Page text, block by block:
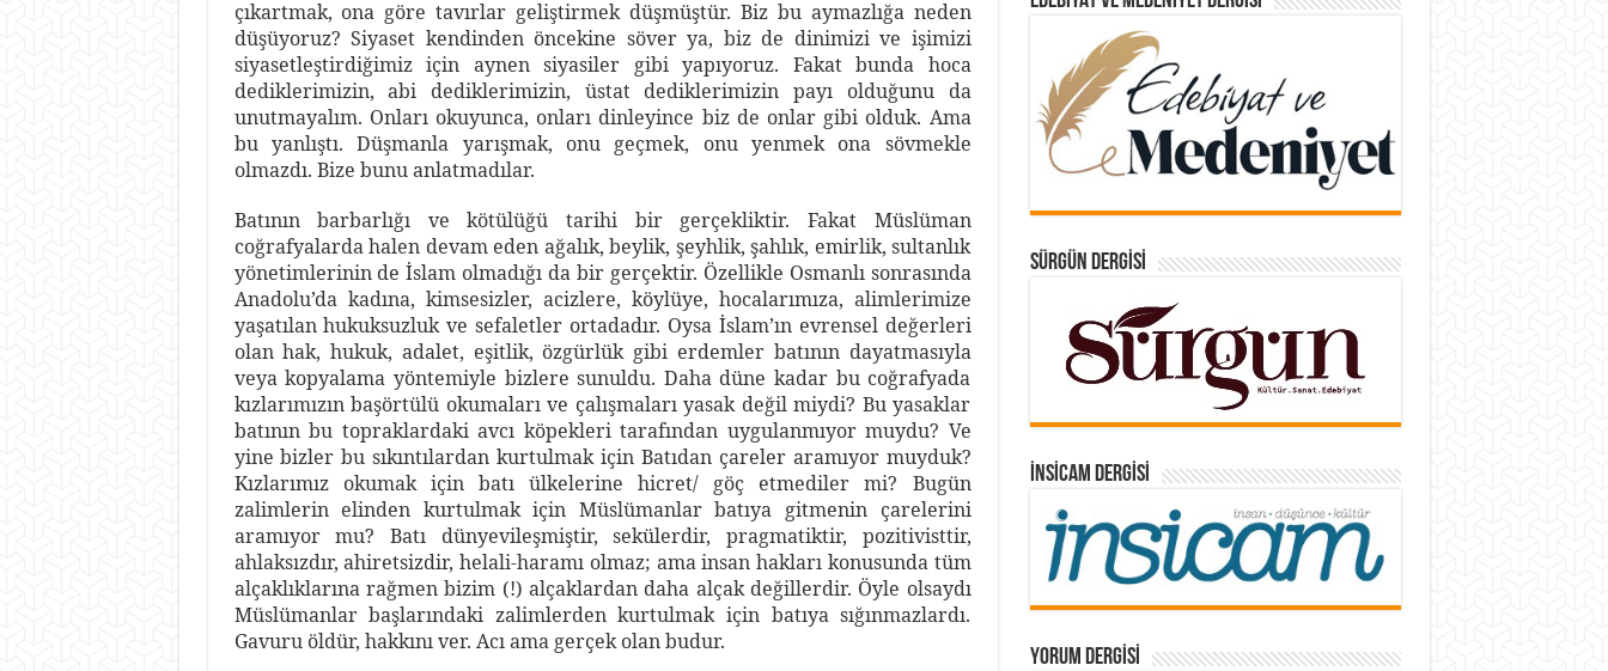
çıkartmak, ona göre tavırlar geliştirmek düşmüştür. Biz bu aymazlığa neden
düşüyoruz? Siyaset kendinden öncekine söver ya, biz de dinimizi ve işimizi
siyasetleştirdiğimiz için aynen siyasiler gibi yapıyoruz. Fakat bunda hoca
dediklerimizin, abi dediklerimizin, üstat dediklerimizin payı olduğunu da
unutmayalım. Onları okuyunca, onları dinleyince biz de onlar gibi olduk. Ama
bu yanlıştı. Düşmanla yarışmak, onu geçmek, onu yenmek ona sövmekle
olmazdı. Bize bunu anlatmadılar.
Batının barbarlığı ve kötülüğü tarihi bir gerçekliktir. Fakat Müslüman
coğrafyalarda halen devam eden ağalık, beylik, şeyhlik, şahlık, emirlik, sultanlık
yönetimlerinin de İslam olmadığı da bir gerçektir. Özellikle Osmanlı sonrasında
Anadolu’da kadına, kimsesizler, acizlere, köylüye, hocalarımıza, alimlerimize
yaşatılan hukuksuzluk ve sefaletler ortadadır. Oysa İslam’ın evrensel değerleri
olan hak, hukuk, adalet, eşitlik, özgürlük gibi erdemler batının dayatmasıyla
veya kopyalama yöntemiyle bizlere sunuldu. Daha düne kadar bu coğrafyada
kızlarımızın başörtülü okumaları ve çalışmaları yasak değil miydi? Bu yasaklar
batının bu topraklardaki avcı köpekleri tarafından uygulanmıyor muydu? Ve
yine bizler bu sıkıntılardan kurtulmak için Batıdan çareler aramıyor muyduk?
Kızlarımız okumak için batı ülkelerine hicret/ göç etmediler mi? Bugün
zalimlerin elinden kurtulmak için Müslümanlar batıya gitmenin çarelerini
aramıyor mu? Batı dünyevileşmiştir, sekülerdir, pragmatiktir, pozitivisttir,
ahlaksızdır, ahiretsizdir, helali-haramı olmaz; ama insan hakları konusunda tüm
alçaklıklarına rağmen bizim (!) alçaklardan daha alçak değillerdir. Öyle olsaydı
Müslümanlar başlarındaki zalimlerden kurtulmak için batıya sığınmazlardı.
Gavuru öldür, hakkını ver. Acı ama gerçek olan budur.
SÜRGÜN DERGISI
İNSICAM DERGISI
YORUM DERGISI